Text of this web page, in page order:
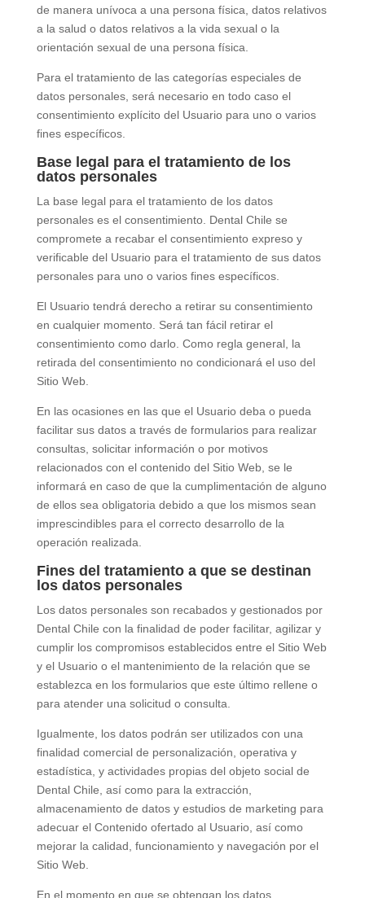
de manera unívoca a una persona física, datos relativos
a la salud o datos relativos a la vida sexual o la
orientación sexual de una persona física.
Para el tratamiento de las categorías especiales de
datos personales, será necesario en todo caso el
consentimiento explícito del Usuario para uno o varios
fines específicos.
Base legal para el tratamiento de los
datos personales
La base legal para el tratamiento de los datos
personales es el consentimiento. Dental Chile se
compromete a recabar el consentimiento expreso y
verificable del Usuario para el tratamiento de sus datos
personales para uno o varios fines específicos.
El Usuario tendrá derecho a retirar su consentimiento
en cualquier momento. Será tan fácil retirar el
consentimiento como darlo. Como regla general, la
retirada del consentimiento no condicionará el uso del
Sitio Web.
En las ocasiones en las que el Usuario deba o pueda
facilitar sus datos a través de formularios para realizar
consultas, solicitar información o por motivos
relacionados con el contenido del Sitio Web, se le
informará en caso de que la cumplimentación de alguno
de ellos sea obligatoria debido a que los mismos sean
imprescindibles para el correcto desarrollo de la
operación realizada.
Fines del tratamiento a que se destinan
los datos personales
Los datos personales son recabados y gestionados por
Dental Chile con la finalidad de poder facilitar, agilizar y
cumplir los compromisos establecidos entre el Sitio Web
y el Usuario o el mantenimiento de la relación que se
establezca en los formularios que este último rellene o
para atender una solicitud o consulta.
Igualmente, los datos podrán ser utilizados con una
finalidad comercial de personalización, operativa y
estadística, y actividades propias del objeto social de
Dental Chile , así como para la extracción,
almacenamiento de datos y estudios de marketing para
adecuar el Contenido ofertado al Usuario, así como
mejorar la calidad, funcionamiento y navegación por el
Sitio Web.
En el momento en que se obtengan los datos